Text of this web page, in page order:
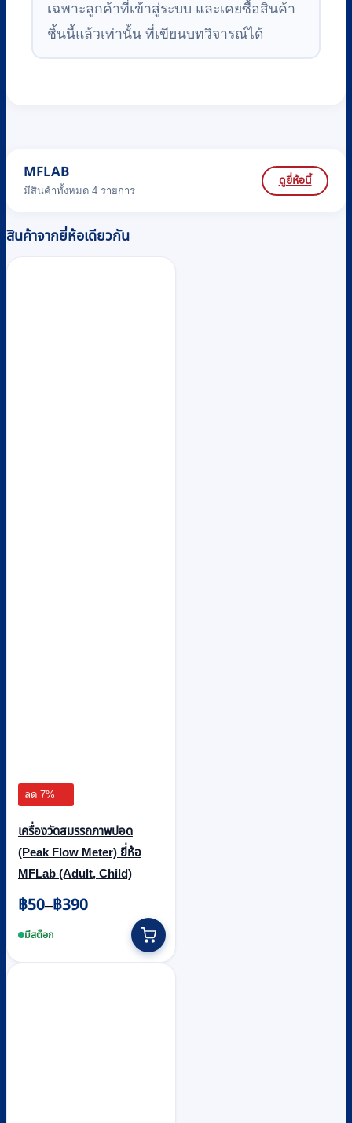
เฉพาะลูกค้าที่เข้าสู่ระบบ และเคยซื้อสินค้า
ชิ้นนี้แล้วเท่านั้น ที่เขียนบทวิจารณ์ได้
MFLAB
มีสินค้าทั้งหมด 4 รายการ
ดูยี่ห้อนี้
สินค้าจากยี่ห้อเดียวกัน
ลด 7%
เครื่องวัดสมรรถภาพปอด
(Peak Flow Meter) ยี่ห้อ
MFLab (Adult, Child)
฿50–฿390
Price
฿50
through
มีสต็อก
product